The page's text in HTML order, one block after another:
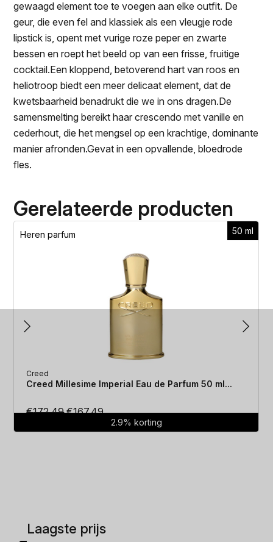
gewaagd element toe te voegen aan elke outfit. De
geur, die even fel and klassiek als een vleugje rode
lipstick is, opent met vurige roze peper en zwarte
bessen en roept het beeld op van een frisse, fruitige
cocktail.Een kloppend, betoverend hart van roos en
heliotroop biedt een meer delicaat element, dat de
kwetsbaarheid benadrukt die we in ons dragen.De
samensmelting bereikt haar crescendo met vanille en
cederhout, die het mengsel op een krachtige, dominante
manier afronden.Gevat in een opvallende, bloedrode
fles.
Gerelateerde producten
50 ml
Heren parfum
Creed
Creed Millesime Imperial Eau de Parfum 50 ml...
€172.49Oorspronkelijke
€167.49Huidige
prijs
2.9% korting
Laagste prijs